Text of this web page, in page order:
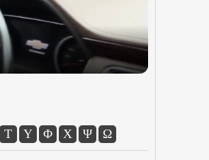
Τ Υ Φ Χ Ψ Ω